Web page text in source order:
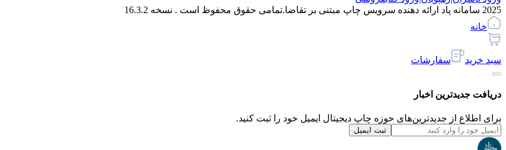
2025 سامانه پاد ارائه دهنده سرویس چاپ مبتنی بر تقاضا.
تمامی حقوق محفوظ است . نسخه 16.3.2
خانه
سبد خرید سفارشات
دریافت جدیدترین‌ اخبار
برای اطلاع از جدیدترین‌های حوزه چاپ دیجیتال ایمیل خود را ثبت کنید.
ثبت ایمیل